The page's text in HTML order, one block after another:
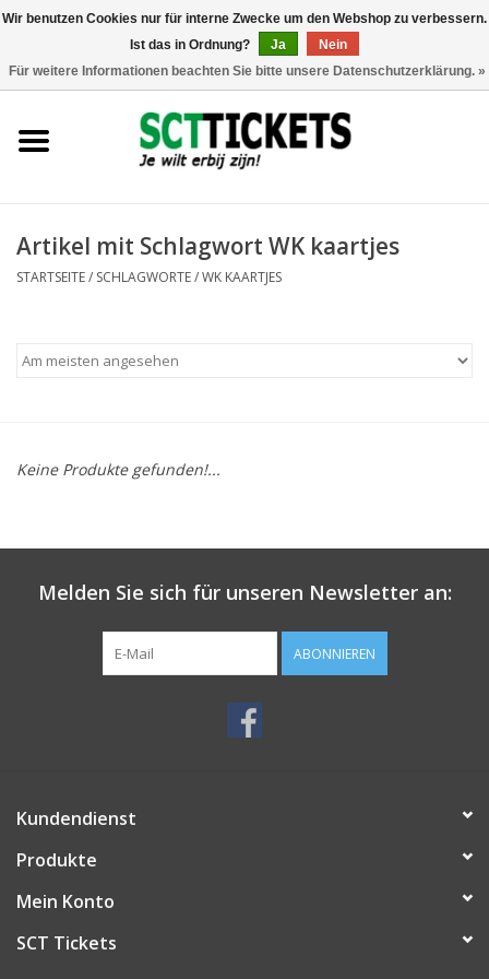
Frankreich
Artikel mit Schlagwort WK kaartjes
STARTSEITE/ SCHLAGWORTE/WK KAARTJES
Keine Produkte gefunden!...
Melden Sie sich für unseren Newsletter an:
ABONNIEREN
Kundendienst
Produkte
Mein Konto
SCT Tickets
Wir benutzen Cookies nur für interne Zwecke um den Webshop zu verbessern.
Ist das in Ordnung?
Ja
Nein
Für weitere Informationen beachten Sie bitte unsere Datenschutzerklärung. »